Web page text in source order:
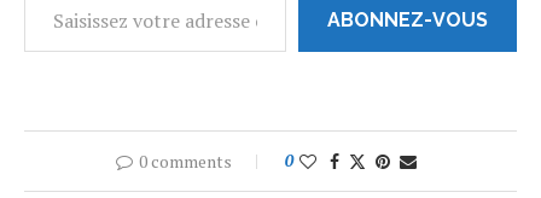
ABONNEZ-VOUS
0 comments 0